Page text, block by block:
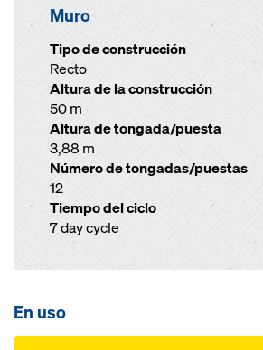
Muro
Tipo de construcción
Recto
Altura de la construcción
50 m
Altura de tongada/puesta
3,88 m
Número de tongadas/puestas
12
Tiempo del ciclo
7 day cycle
En uso